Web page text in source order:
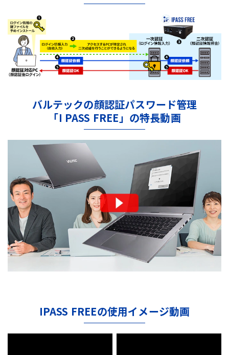
バルテックの顔認証パスワード管理
「I PASS FREE」の特長動画
IPASS FREEの使用イメージ動画